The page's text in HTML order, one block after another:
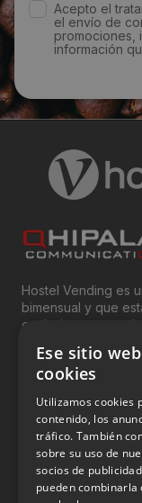
9114Acepto el
el envío de
promociones,
información
Hostel Vending es
bimensual y que
exclusivamente, a
del “Vending”;
genéricamente
productos y
INFORMACIÓN
Aviso Legal
Política de
Ese sitio
cookies
Utilizamos cookies
contenido, los
tráfico. También
sobre su uso de
socios de
pueden